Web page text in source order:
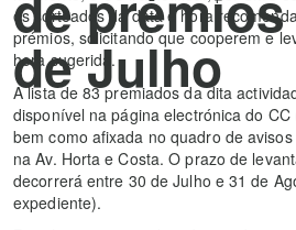
de Julho
os sorteados da data e hora
prémios, solicitando que cooperem e
hora sugerida.
A lista de 83 premiados da dita
disponível na página electrónica do CC
bem como afixada no quadro de
na Av. Horta e Costa. O prazo de
decorrerá entre 30 de Julho e 31 de
expediente).